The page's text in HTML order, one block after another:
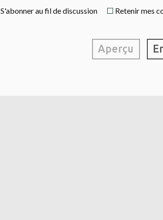
Retenir mes
S'abonner au fil de discussion